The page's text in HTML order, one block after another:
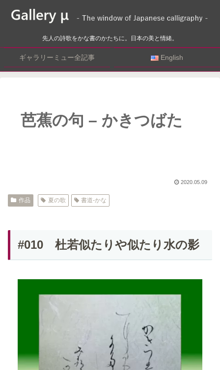
先人の詩歌をかな書のかたちに。日本の美と情緒。
ギャラリーミュー全記事 English
芭蕉の句 – かきつばた
2020.05.09
作品 夏の歌 書道-かな
#010 杜若似たりや似たり水の影